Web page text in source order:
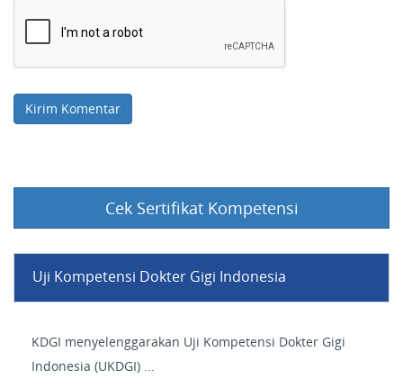
Cek Sertifikat Kompetensi
Uji Kompetensi Dokter Gigi Indonesia
KDGI menyelenggarakan Uji Kompetensi Dokter Gigi
Indonesia (UKDGI) ...